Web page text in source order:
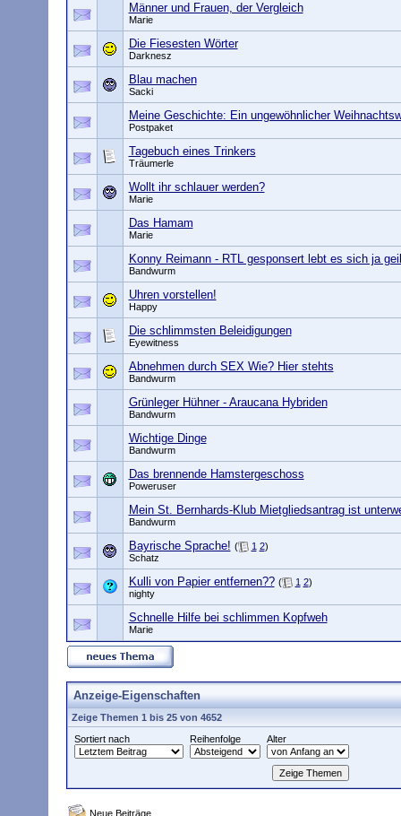
Männer und Frauen, der Vergleich
Marie
Die Fiesesten Wörter
Darknesz
Blau machen
Sacki
Meine Geschichte: Ein ungewöhnlicher
Postpaket
Tagebuch eines Trinkers
Träumerle
Wollt ihr schlauer werden?
Marie
Das Hamam
Marie
Konny Reimann - RTL gesponsert lebt es sich ja geil
Bandwurm
Uhren vorstellen!
Happy
Die schlimmsten Beleidigungen
Eyewitness
Abnehmen durch SEX Wie? Hier stehts
Bandwurm
Grünleger Hühner - Araucana Hybriden
Bandwurm
Wichtige Dinge
Bandwurm
Das brennende Hamstergeschoss
Poweruser
Mein St. Bernhards-Klub Mietgliedsantrag ist
Bandwurm
Bayrische Sprache! ( 1 2)
Schatz
Kulli von Papier entfernen?? ( 1 2)
nighty
Schnelle Hilfe bei schlimmen Kopfweh
Marie
Anzeige-Eigenschaften
Zeige Themen 1 bis 25 von 4652
Sortiert nach
Reihenfolge Alter
Neue Beiträge